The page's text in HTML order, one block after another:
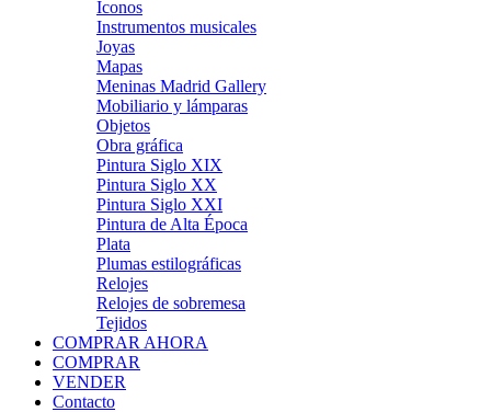
Iconos
Instrumentos musicales
Joyas
Mapas
Meninas Madrid Gallery
Mobiliario y lámparas
Objetos
Obra gráfica
Pintura Siglo XIX
Pintura Siglo XX
Pintura Siglo XXI
Pintura de Alta Época
Plata
Plumas estilográficas
Relojes
Relojes de sobremesa
Tejidos
COMPRAR AHORA
COMPRAR
VENDER
Contacto